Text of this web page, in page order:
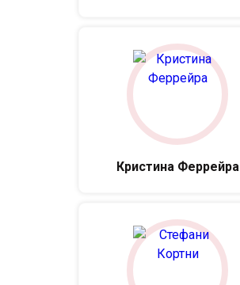
Кристина Феррейра